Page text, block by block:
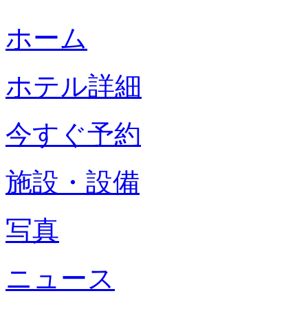
ホーム
ホテル詳細
今すぐ予約
施設・設備
写真
ニュース